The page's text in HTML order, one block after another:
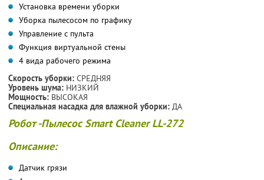
Установка времени уборки
Уборка пылесосом по графику
Управление с пульта
Функция виртуальной стены
4 вида рабочего режима
Скорость уборки: СРЕДНЯЯ
Уровень шума: НИЗКИЙ
Мощность: ВЫСОКАЯ
Специальная насадка для влажной уборки: ДА
Робот -Пылесос Smart Cleaner LL-272
Описание:
Датчик грязи